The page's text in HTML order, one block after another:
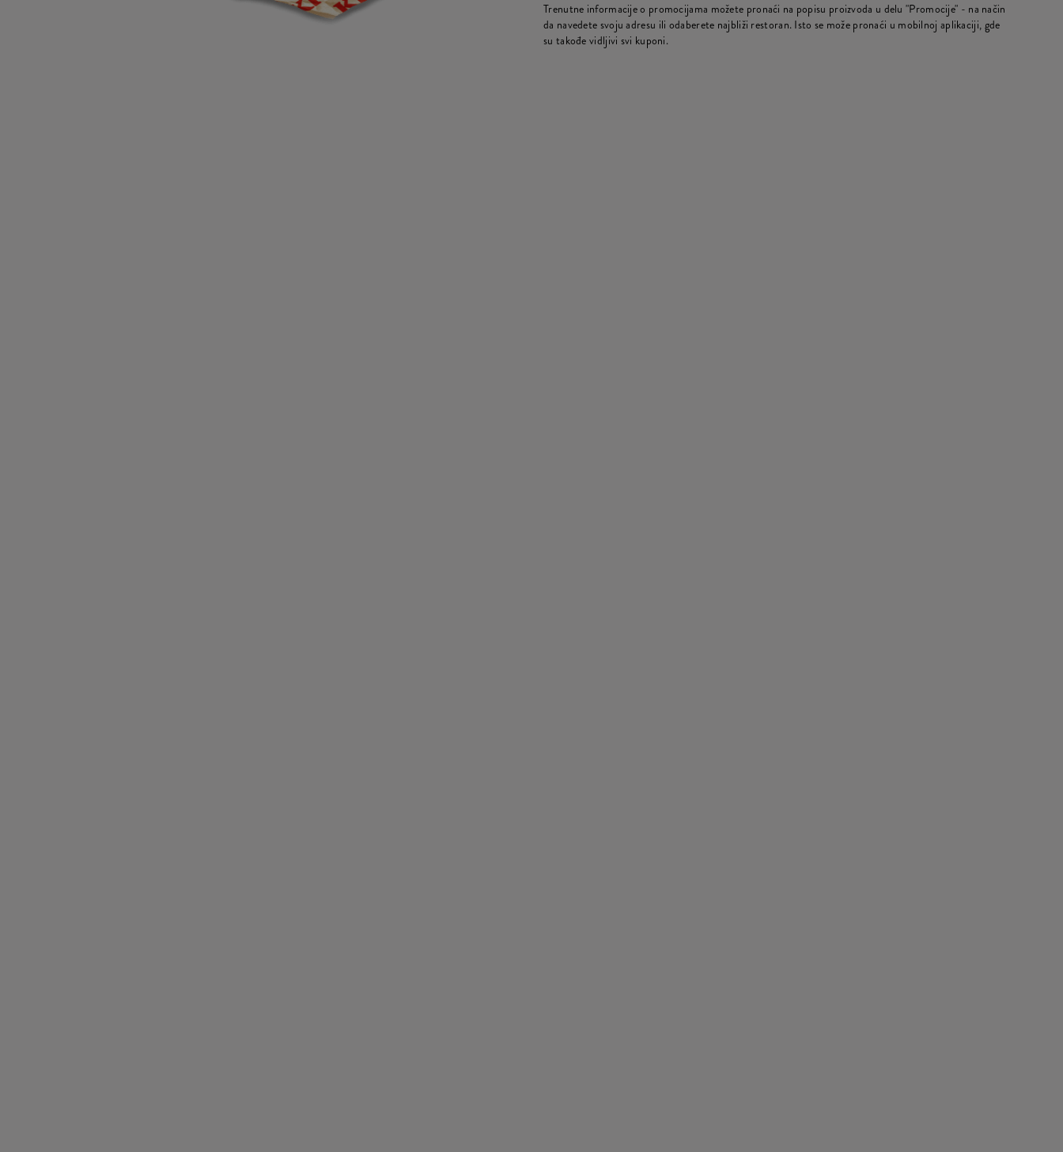
Trenutne informacije o promocijama možete pronaći na popisu proizvoda u delu "Promocije" - na način
da navedete svoju adresu ili odaberete najbliži restoran. Isto se može pronaći u mobilnoj aplikaciji, gde
su takođe vidljivi svi kuponi.